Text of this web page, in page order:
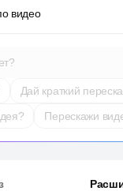
видео
Дай краткий
Перескажи